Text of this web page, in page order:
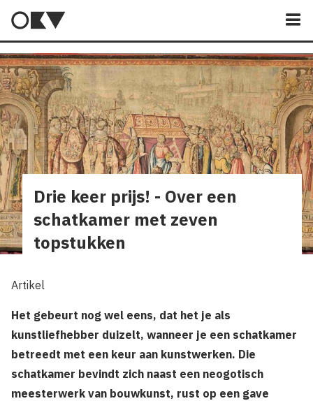
Drie keer prijs! - Over een
schatkamer met zeven
topstukken
Artikel
Het gebeurt nog wel eens, dat het je als
kunstliefhebber duizelt, wanneer je een schatkamer
betreedt met een keur aan kunstwerken. Die
schatkamer bevindt zich naast een neogotisch
meesterwerk van bouwkunst, rust op een gave